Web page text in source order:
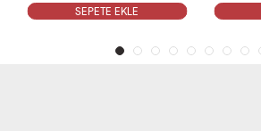
SEPETE EKLE